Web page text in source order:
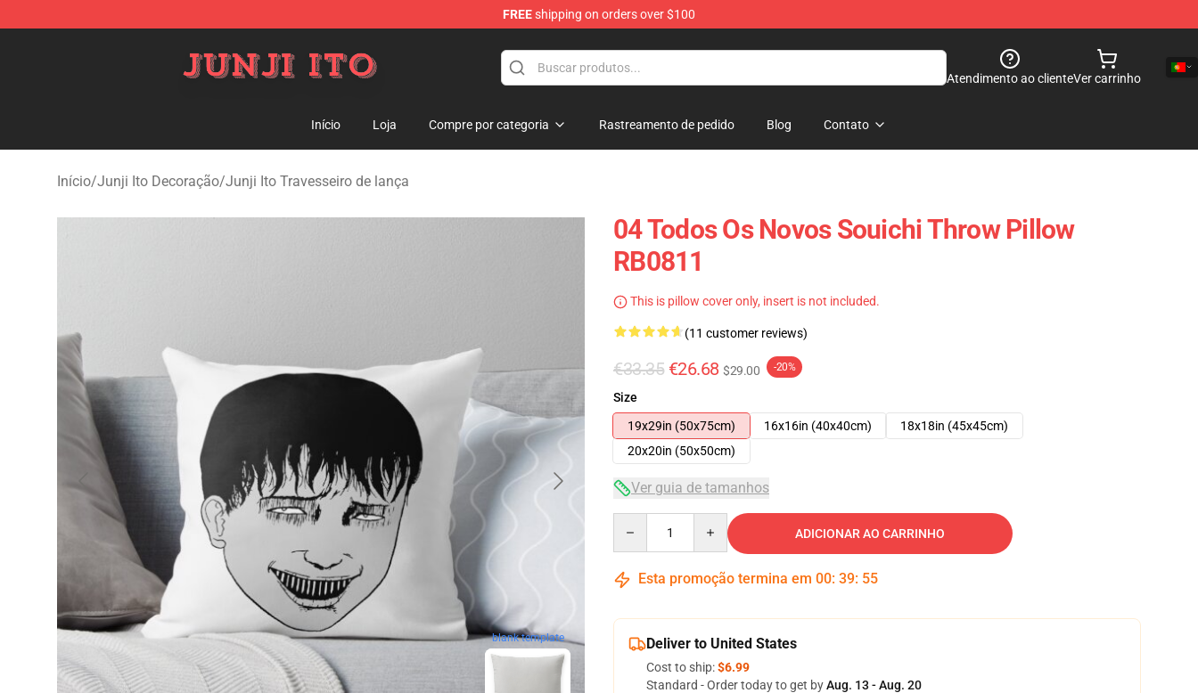
FREEshipping on orders over $100
Atendimento ao clienteVer carrinho
Início Loja Compre por categoria Rastreamento de pedido Blog Contato
Início/Junji Ito Decoração/Junji Ito Travesseiro de lança
blank template
04 Todos Os Novos Souichi Throw Pillow
RB0811
This is pillow cover only, insert is not included.
(11 customer reviews)
€33.35 €26.68 $29.00 -20%
Size
19x29in (50x75cm)
16x16in (40x40cm)
18x18in (45x45cm)
20x20in (50x50cm)
Ver guia de tamanhos
ADICIONAR AO CARRINHO
Esta promoção termina em 00: 39: 54
Deliver to United States
Cost to ship:$6.99
Standard - Order today to get byAug. 13 - Aug. 20